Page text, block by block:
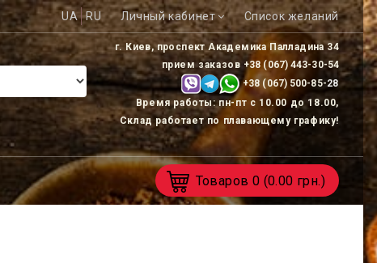
UA RU Личный кабинет Список желаний
г. Киев, проспект Академика Палладина 34
прием заказов +38 (067) 443-30-54
+38 (067) 500-85-28
Время работы: пн-пт с 10.00 до 18.00,
Склад работает по плавающему графику!
Товаров 0 (0.00 грн.)